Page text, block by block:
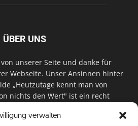
verwalten
ÜBER UNS
von unserer Seite und danke für
Webseite. Unser Ansinnen hinter
„Heutzutage kennt man von
nichts den Wert" ist ein recht
um Sie mit außergewöhnlichen